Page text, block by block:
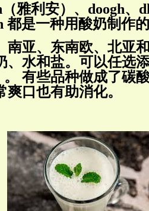
（雅利安）、 doogh、
都是一种用酸奶制作
南亚、东南欧、北亚
、水和盐。可以任选
有些品种做成了碳
口也有助消化。